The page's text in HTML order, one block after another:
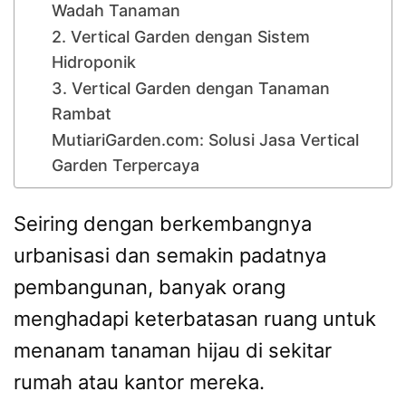
Wadah Tanaman
2. Vertical Garden dengan Sistem
Hidroponik
3. Vertical Garden dengan Tanaman
Rambat
MutiariGarden.com: Solusi Jasa Vertical
Garden Terpercaya
Seiring dengan berkembangnya
urbanisasi dan semakin padatnya
pembangunan, banyak orang
menghadapi keterbatasan ruang untuk
menanam tanaman hijau di sekitar
rumah atau kantor mereka.